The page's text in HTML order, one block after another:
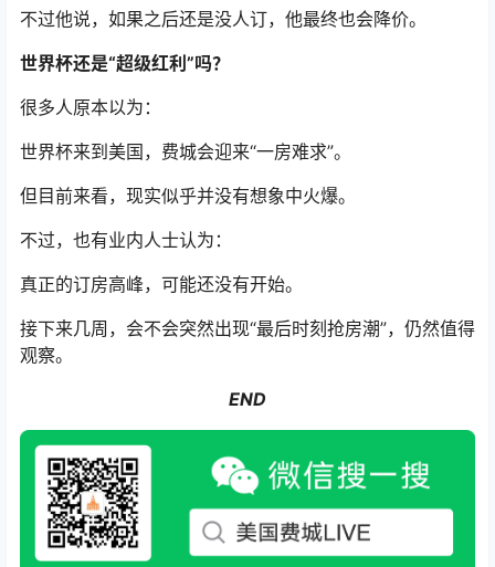
不过他说，如果之后还是没人订，他最终也会降价。
世界杯还是“超级红利”吗？
很多人原本以为：
世界杯来到美国，费城会迎来“一房难求”。
但目前来看，现实似乎并没有想象中火爆。
不过，也有业内人士认为：
真正的订房高峰，可能还没有开始。
接下来几周，会不会突然出现“最后时刻抢房潮”，仍然值得
观察。
END